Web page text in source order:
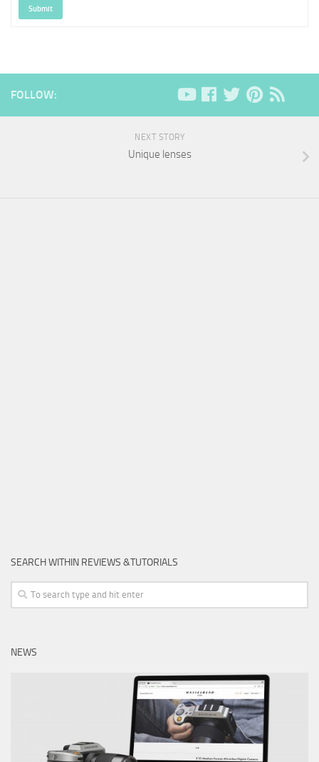
Submit
FOLLOW:
NEXT STORY
Unique lenses
SEARCH WITHIN REVIEWS &TUTORIALS
NEWS